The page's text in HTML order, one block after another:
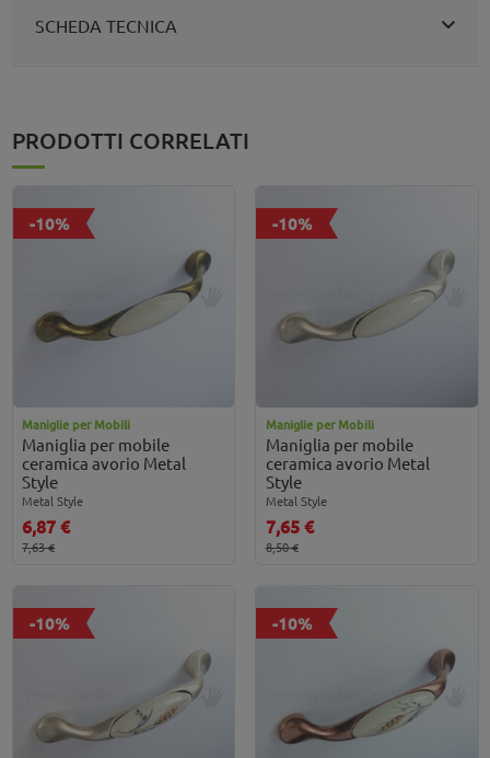
SCHEDA TECNICA
PRODOTTI CORRELATI
-10%
Maniglie per Mobili
Maniglia per mobile
ceramica avorio Metal
Style
Metal Style
6,87 €
7,63 €
-10%
Maniglie per Mobili
Maniglia per mobile
ceramica avorio Metal
Style
Metal Style
7,65 €
8,50 €
-10% -10%